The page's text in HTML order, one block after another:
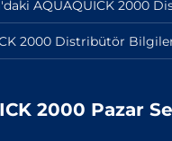
AQUAQUICK 2000
2000 Distribütör
2000 Pazar